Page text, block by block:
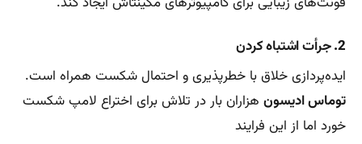
2. جرأت اشتباه کردن
ایده‌پردازی خلاق با خطرپذیری و احتمال شکست همراه است.
توماس ادیسون هزاران بار در تلاش برای اختراع لامپ شکست
خورد اما از این فرایند